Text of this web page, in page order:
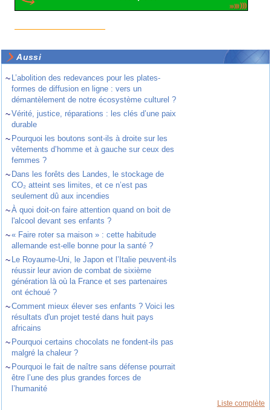
Aussi
~ L’abolition des redevances pour les plates-
formes de diffusion en ligne : vers un
démantèlement de notre écosystème culturel ?
~Vérité, justice, réparations : les clés d’une paix
durable
~ Pourquoi les boutons sont-ils à droite sur les
vêtements d’homme et à gauche sur ceux des
femmes ?
~ Dans les forêts des Landes, le stockage de
CO₂ atteint ses limites, et ce n’est pas
seulement dû aux incendies
~À quoi doit-on faire attention quand on boit de
l'alcool devant ses enfants ?
~« Faire roter sa maison » : cette habitude
allemande est-elle bonne pour la santé ?
~ Le Royaume-Uni, le Japon et l’Italie peuvent-ils
réussir leur avion de combat de sixième
génération là où la France et ses partenaires
ont échoué ?
~Comment mieux élever ses enfants ? Voici les
résultats d'un projet testé dans huit pays
africains
~ Pourquoi certains chocolats ne fondent-ils pas
malgré la chaleur ?
~ Pourquoi le fait de naître sans défense pourrait
être l’une des plus grandes forces de
l’humanité
Liste complète